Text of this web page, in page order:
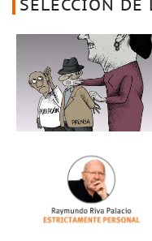
SELECCIÓN DE